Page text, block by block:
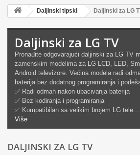
Daljinski tipski Daljinski za LG
Daljinski za LG TV
Pronađite odgovarajući daljinski za LG TV
zamenskim modelima za LG LCD, LED,
Android televizore. Većina modela radi
baterija bez dodatnog programiranja i
✅ Radi odmah nakon ubacivanja baterija
✅ Bez kodiranja i programiranja
✅ Kompatibilan sa velikim brojem LG tele...
Više
DALJINSKI ZA LG TV